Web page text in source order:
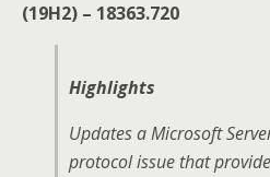
(19H2) – 18363.720
Highlights
Updates a Microsoft
protocol issue that